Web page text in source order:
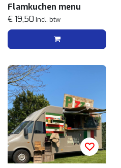
Flamkuchen menu
€ 19,50 Incl. btw